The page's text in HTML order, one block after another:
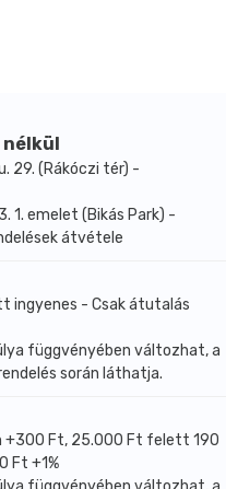
29. (Rákóczi tér) -
1. emelet (Bikás Park) -
átvétele
- Csak átutalás
függvényében változhat, a
során láthatja.
+300 Ft, 25.000 Ft felett 190
Ft +1%